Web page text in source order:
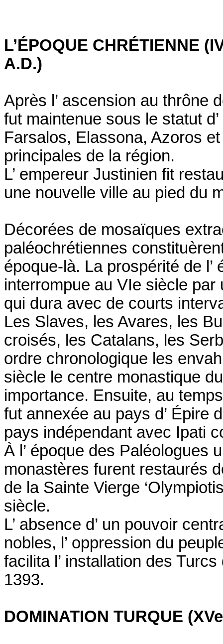
L’ÉPOQUE CHRÉTIENNE
A.D.)
Après l’ ascension au thrône
fut maintenue sous le statut
Farsalos, Elassona, Azoros
principales de la région.
L’ empereur Justinien fit
une nouvelle ville au pied du
Décorées de mosaïques
paléochrétiennes
époque-là. La prospérité de
interrompue au VIe siècle par
qui dura avec de courts
Les Slaves, les Avares, les
croisés, les Catalans, les
ordre chronologique les
siècle le centre monastique
importance. Ensuite, au
fut annexée au pays d’ Épire
pays indépendant avec Ipati
À l’ époque des Paléologues
monastères furent restaurés
de la Sainte Vierge
siècle.
L’ absence d’ un pouvoir
nobles, l’ oppression du
facilita l’ installation des
1393.
DOMINATION TURQUE